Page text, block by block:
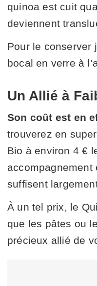
quinoa est cuit
deviennent
Pour le conserver
bocal en verre à
Un Allié à
Son coût est en
trouverez en
Bio à environ 4 €
accompagnement
suffisent
À un tel prix, le
que les pâtes ou
précieux allié de